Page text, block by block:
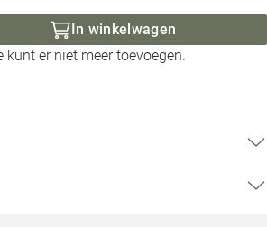
Alle
In winkelwagen
kunt er niet meer toevoegen.